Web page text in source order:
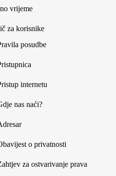
external)
vrijeme
za korisnike
posudbe
internetu
nas naći?
o privatnosti
za ostvarivanje prava